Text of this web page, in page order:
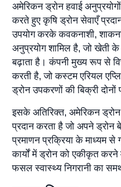
अमेरिकन ड्रोन हवाई
करते हुए कृषि ड्रोन सेवाएँ
उपयोग करके कवकनाशी,
अनुप्रयोग शामिल है, जो खेती
बढ़ाता है। कंपनी मुख्य रूप से
करती है, जो कस्टम एरियल
ड्रोन उपकरणों की बिक्री दोनों
इसके अतिरिक्त, अमेरिकन
प्रदान करता है जो अपने
प्रमाणन प्रक्रिया के माध्यम
कार्यों में ड्रोन को एकीकृत
फसल स्वास्थ्य निगरानी का